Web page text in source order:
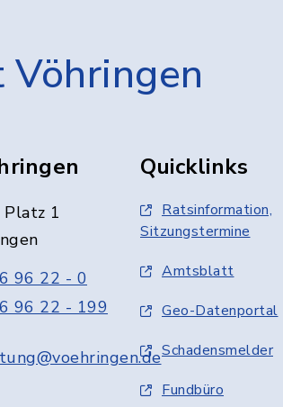
1
96 22 - 0
96 22 - 199
Quicklinks
Ratsinformation,
Sitzungstermine
Amtsblatt
Geo-Datenportal
Schadensmelder
Fundbüro